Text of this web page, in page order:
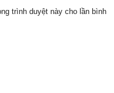
trình duyệt này cho lần bình